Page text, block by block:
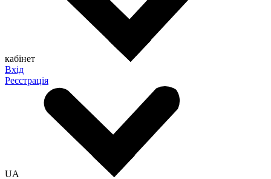
кабінет
Вхід
Реєстрація
UA